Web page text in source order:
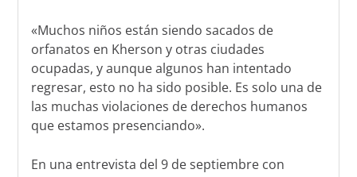
«Muchos niños están siendo sacados de
orfanatos en Kherson y otras ciudades
ocupadas, y aunque algunos han intentado
regresar, esto no ha sido posible. Es solo una de
las muchas violaciones de derechos humanos
que estamos presenciando».
En una entrevista del 9 de septiembre con